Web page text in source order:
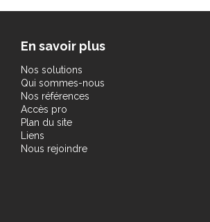
En savoir plus
Nos solutions
Qui sommes-nous
Nos références
Accès pro
Plan du site
Liens
Nous rejoindre